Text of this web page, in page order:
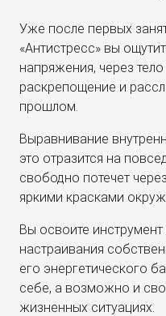
Уже после первых
«Антистресс» вы
напряжения, через тело
раскрепощение и
прошлом.
Выравнивание
это отразится на
свободно потечет
яркими красками
Вы освоите
настраивания
его энергетического
себе, а возможно и
жизненных ситуациях.